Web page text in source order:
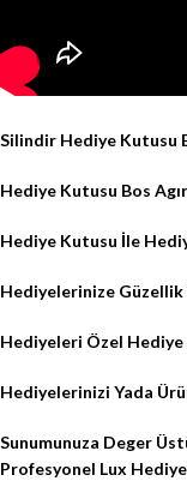
Silindir Hediye Kutusu
Hediye Kutusu Bos
Hediye Kutusu İle
Hediyelerinize
Hediyeleri Özel Hediye
Hediyelerinizi Yada
Sunumunuza Deger
Profesyonel Lux